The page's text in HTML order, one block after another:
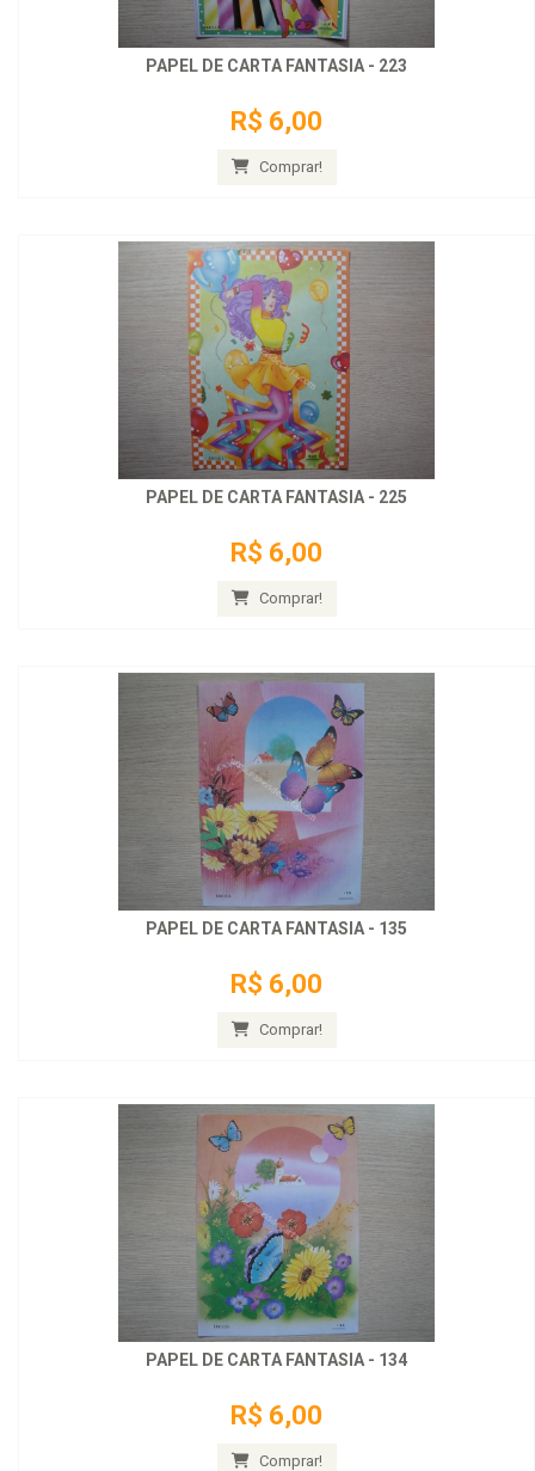
PAPEL DE CARTA FANTASIA - 223
R$ 6,00
Comprar!
PAPEL DE CARTA FANTASIA - 225
R$ 6,00
Comprar!
PAPEL DE CARTA FANTASIA - 135
R$ 6,00
Comprar!
PAPEL DE CARTA FANTASIA - 134
R$ 6,00
Comprar!